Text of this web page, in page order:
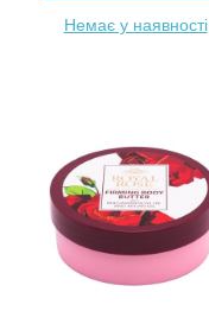
Немає у наявності